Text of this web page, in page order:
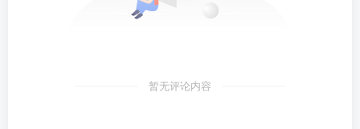
暂无评论内容